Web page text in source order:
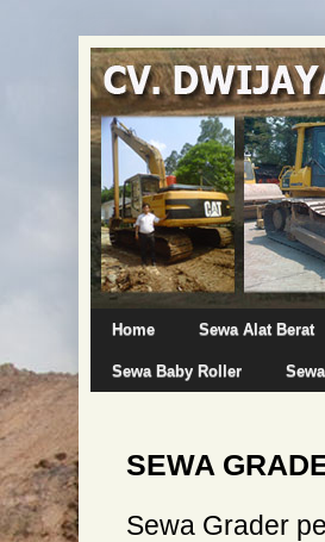
Home Sewa Alat Berat
Sewa Baby Roller
SEWA
Sewa Grader